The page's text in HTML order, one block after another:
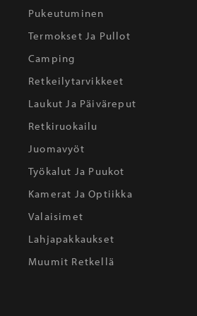
Pukeutuminen
Termokset Ja Pullot
Camping
Retkeilytarvikkeet
Laukut Ja Päiväreput
Retkiruokailu
Juomavyöt
Työkalut Ja Puukot
Kamerat Ja Optiikka
Valaisimet
Lahjapakkaukset
Muumit Retkellä